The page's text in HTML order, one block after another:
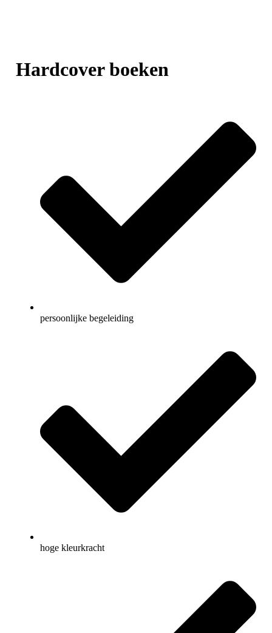
Hardcover boeken
persoonlijke begeleiding
hoge kleurkracht